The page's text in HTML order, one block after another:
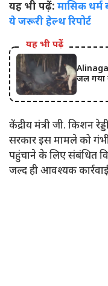
यह भी पढ़ें: मासिक धर्म
ये जरूरी हेल्थ रिपोर्ट
यह भी पढ़ें
जल गया
केंद्रीय मंत्री जी. किशन
सरकार इस मामले को
पहुंचाने के लिए संबंधित
जल्द ही आवश्यक